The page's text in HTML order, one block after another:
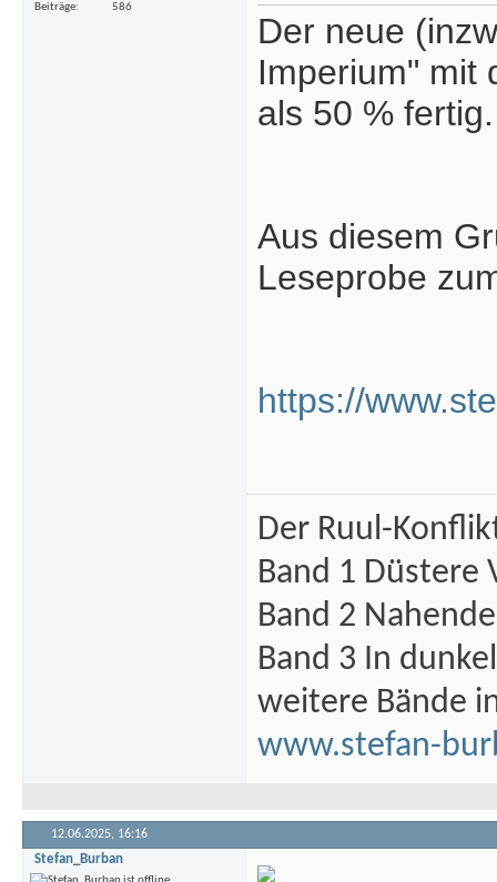
Beiträge
586
Der neue
Imperium" mit
als 50 % fertig.
Aus diesem
Leseprobe
https://
Der Ruul-
Band 1 Düstere
Band 2
Band 3 In
weitere Bände
www.stefan-
12.06.2025, 16:16
Stefan_Burban